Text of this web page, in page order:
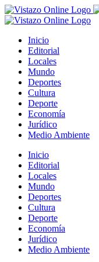
Saltar
al
Inicio
Editorial
Locales
Mundo
Deportes
Cultura
Deporte
Economía
Jurídico
Medio Ambiente
Inicio
Editorial
Locales
Mundo
Deportes
Cultura
Deporte
Economía
Jurídico
Medio Ambiente